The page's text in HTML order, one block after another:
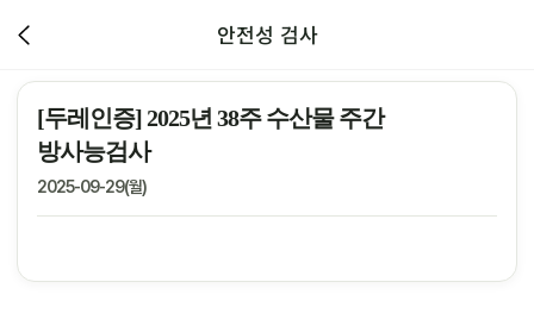
안전성 검사
[두레인증] 2025년 38주 수산물 주간
방사능검사
2025-09-29(월)